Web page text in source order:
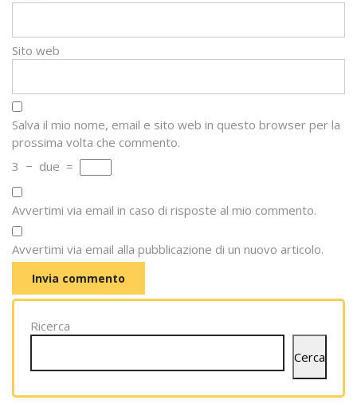
Sito web
Salva il mio nome, email e sito web in questo browser per la
prossima volta che commento.
3 − due =
Avvertimi via email in caso di risposte al mio commento.
Avvertimi via email alla pubblicazione di un nuovo articolo.
Ricerca
Cerca